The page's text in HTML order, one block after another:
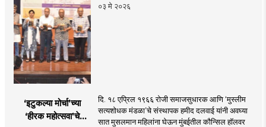
०३ मे २०२६
‘इटुकल्या मोर्चा’च्या
‘हीरक महोत्सवा’चे
दि. १८ एप्रिल १९६६ रोजी समाजसुधारक आणि ‘मुस्लीम
सत्यशोधक मंडळा’चे संस्थापक हमीद दलवाई यांनी अवघ्या
सात मुसलमान महिलांना घेऊन मुंबईतील कौन्सिल हॉलवर